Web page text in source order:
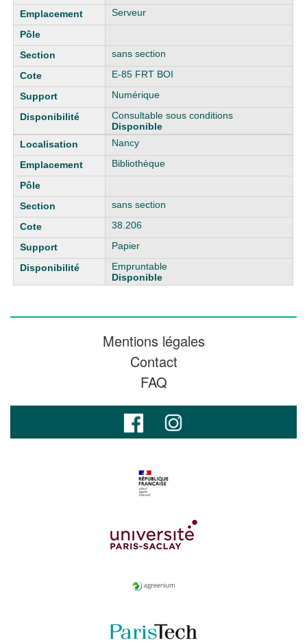
Serveur
sans section
E-85 FRT BOI
Numérique
Consultable sous conditions
Disponible
Nancy
Bibliothèque
sans section
38.206
Papier
Empruntable
Disponible
Mentions légales
Contact
FAQ